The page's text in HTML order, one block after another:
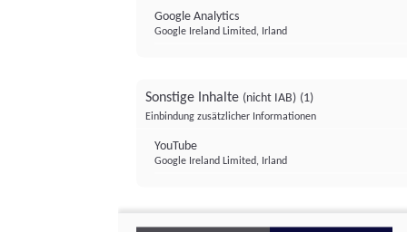
Google Analytics
Google Ireland Limited, Irland
Sonstige Inhalte (nicht IAB) (1)
Einbindung zusätzlicher Informationen
YouTube
Google Ireland Limited, Irland